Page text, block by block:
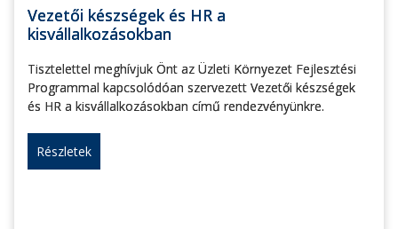
Vezetői készségek és HR a
kisvállalkozásokban
Tisztelettel meghívjuk Önt az Üzleti Környezet Fejlesztési
Programmal kapcsolódóan szervezett Vezetői készségek
és HR a kisvállalkozásokban című rendezvényünkre.
Részletek